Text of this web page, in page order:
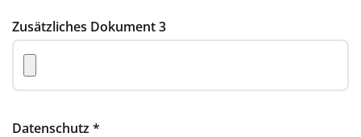
Zusätzliches Dokument 3
Datenschutz*